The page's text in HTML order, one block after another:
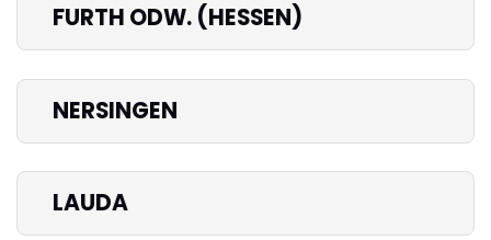
FURTH ODW. (HESSEN)
NERSINGEN
LAUDA